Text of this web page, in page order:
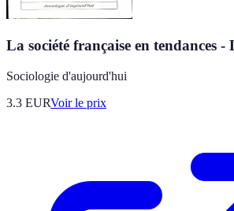
La société française en tendances
Sociologie d'aujourd'hui
3.3 EURVoir le prix